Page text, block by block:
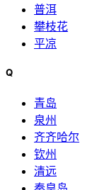
普洱
攀枝花
平凉
Q
青岛
泉州
齐齐哈尔
钦州
清远